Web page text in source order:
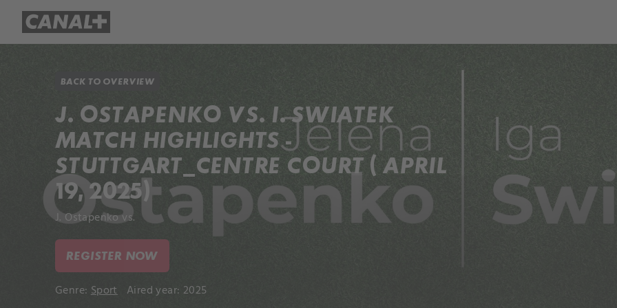
BACK TO OVERVIEW
J. OSTAPENKO VS. I. SWIATEK
MATCH HIGHLIGHTS -
STUTTGART_CENTRE COURT ( APRIL
19, 2025)
J. Ostapenko vs.
REGISTER NOW
Genre: Sport Aired year: 2025